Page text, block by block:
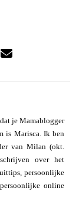
je Mamablogger
is Marisca. Ik ben
van Milan (okt.
over het
persoonlijke
online